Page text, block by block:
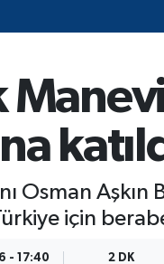
Osman
için
- 17:40 2 DK